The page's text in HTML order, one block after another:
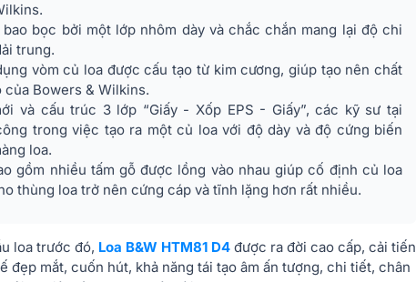
bọc bởi một lớp nhôm dày và chắc chắn mang lại độ chi
trung.
vòm củ loa được cấu tạo từ kim cương, giúp tạo nên chất
Bowers & Wilkins.
và cấu trúc 3 lớp “Giấy - Xốp EPS - Giấy”, các kỹ sư tại
trong việc tạo ra một củ loa với độ dày và độ cứng biến
loa.
gồm nhiều tấm gỗ được lồng vào nhau giúp cố định củ loa
thùng loa trở nên cứng cáp và tĩnh lặng hơn rất nhiều.
loa trước đó, Loa B&W HTM81 D4 được ra đời cao cấp, cải tiến
đẹp mắt, cuốn hút, khả năng tái tạo âm ấn tượng, chi tiết, chân